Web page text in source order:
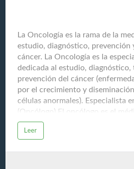
La Oncología es la rama de la
estudio, diagnóstico, prevención
cáncer. La Oncología es la
dedicada al estudio,
prevención del cáncer
por el crecimiento y
células anormales). Especialista
(Oncólogo) El oncólogo es el
y trata el cáncer, y es
coordinar el plan de atención del
Leer